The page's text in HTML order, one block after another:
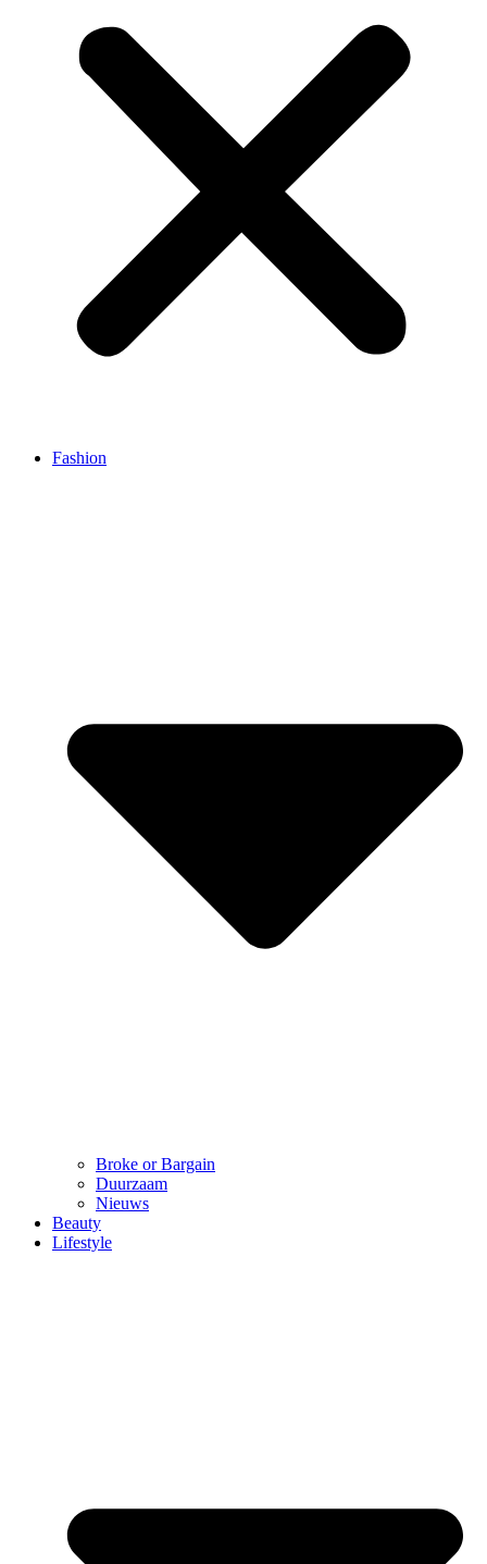
Fashion
Broke or Bargain
Duurzaam
Nieuws
Beauty
Lifestyle